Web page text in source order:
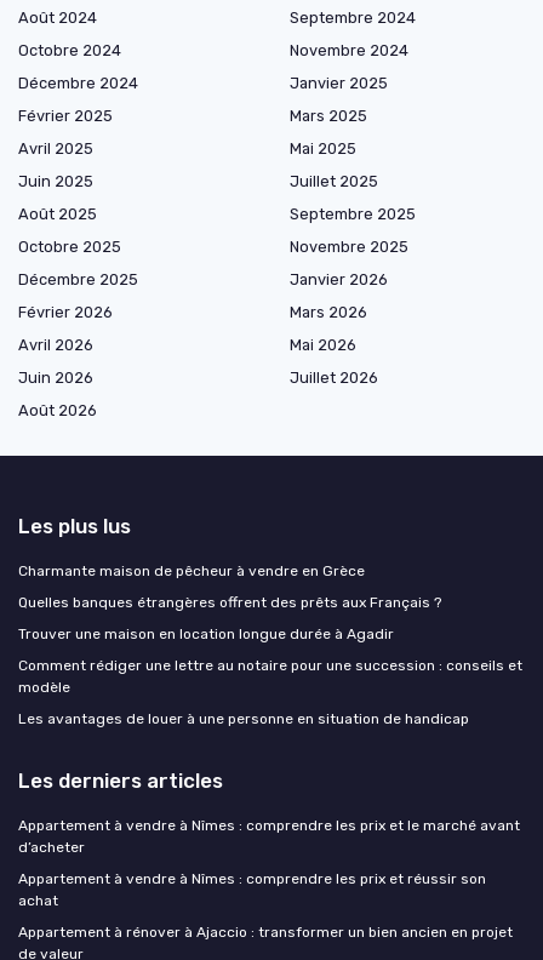
Août 2024
Septembre 2024
Octobre 2024
Novembre 2024
Décembre 2024
Janvier 2025
Février 2025
Mars 2025
Avril 2025
Mai 2025
Juin 2025
Juillet 2025
Août 2025
Septembre 2025
Octobre 2025
Novembre 2025
Décembre 2025
Janvier 2026
Février 2026
Mars 2026
Avril 2026
Mai 2026
Juin 2026
Juillet 2026
Août 2026
Les plus lus
Charmante maison de pêcheur à vendre en Grèce
Quelles banques étrangères offrent des prêts aux Français ?
Trouver une maison en location longue durée à Agadir
Comment rédiger une lettre au notaire pour une succession : conseils et
modèle
Les avantages de louer à une personne en situation de handicap
Les derniers articles
Appartement à vendre à Nîmes : comprendre les prix et le marché avant
d’acheter
Appartement à vendre à Nîmes : comprendre les prix et réussir son
achat
Appartement à rénover à Ajaccio : transformer un bien ancien en projet
de valeur